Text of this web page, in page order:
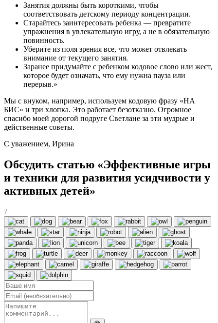
Занятия должны быть короткими, чтобы
соответствовать детскому периоду концентрации.
Старайтесь заинтересовать ребенка — превратите
упражнения в увлекательную игру, а не в обязательную
повинность.
Уберите из поля зрения все, что может отвлекать
внимание от текущего занятия.
Заранее придумайте с ребенком кодовое слово или жест,
которое будет означать, что ему нужна пауза или
перерыв.»
Мы с внуком, например, используем кодовую фразу «НА
БИС» и три хлопка. Это работает безотказно. Огромное
спасибо моей дорогой подруге Светлане за эти мудрые и
действенные советы.
С уважением, Ирина
Обсудить статью «Эффективные игры
и техники для развития усидчивости у
активных детей»
?